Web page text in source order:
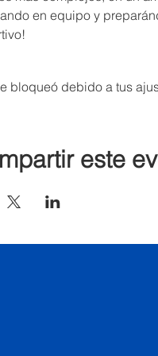
en equipo y
bloqueó debido a tus
este